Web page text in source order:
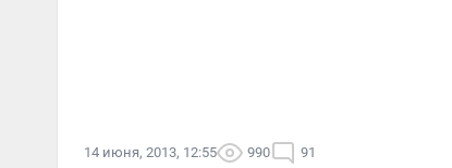
14 июня, 2013, 12:55 990 91